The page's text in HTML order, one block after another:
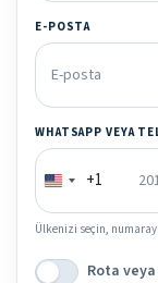
E-POSTA
WHATSAPP VEYA
+1
Ülkenizi seçin,
Rota